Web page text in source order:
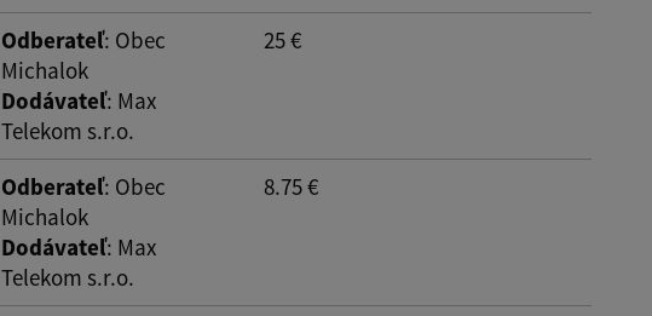
Odberateľ: Obec
Michalok
Dodávateľ: Max
Telekom s.r.o.
25 €
Odberateľ: Obec
Michalok
Dodávateľ: Max
Telekom s.r.o.
8.75 €